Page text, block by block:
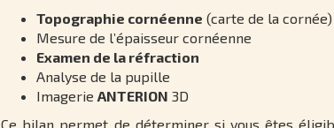
Topographie cornéenne (carte de la cornée)
Mesure de l’épaisseur cornéenne
Examen de la réfraction
Analyse de la pupille
ImagerieANTERION 3D
Ce bilan permet de déterminer si vous êtes